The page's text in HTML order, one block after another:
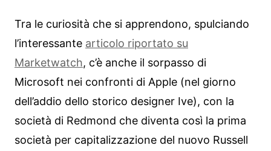
Tra le curiosità che si apprendono, spulciando
l’interessante articolo riportato su
Marketwatch, c’è anche il sorpasso di
Microsoft nei confronti di Apple (nel giorno
dell’addio dello storico designer Ive), con la
società di Redmond che diventa così la prima
società per capitalizzazione del nuovo Russell